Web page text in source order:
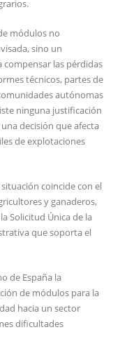
módulos no
sino un
las pérdidas
técnicos, partes de
autónomas
ninguna justificación
decisión que afecta
de explotaciones
coincide con el
y ganaderos,
Solicitud Única de la
que soporta el
de España la
de módulos para la
hacia un sector
dificultades